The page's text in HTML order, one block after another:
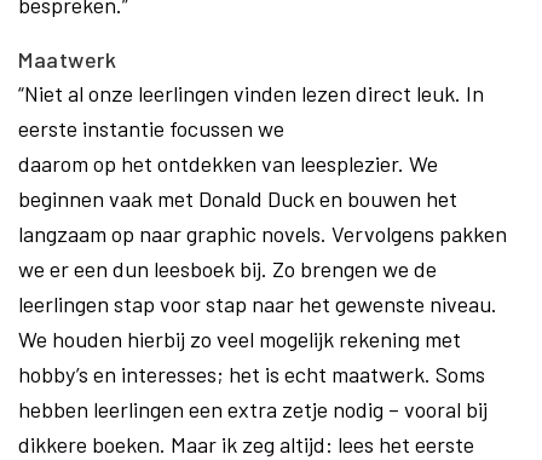
Maatwerk
“Niet al onze leerlingen vinden lezen direct leuk. In
eerste instantie focussen we
daarom op het ontdekken van leesplezier. We
beginnen vaak met Donald Duck en bouwen het
langzaam op naar graphic novels. Vervolgens pakken
we er een dun leesboek bij. Zo brengen we de
leerlingen stap voor stap naar het gewenste niveau.
We houden hierbij zo veel mogelijk rekening met
hobby’s en interesses; het is echt maatwerk. Soms
hebben leerlingen een extra zetje nodig – vooral bij
dikkere boeken. Maar ik zeg altijd: lees het eerste